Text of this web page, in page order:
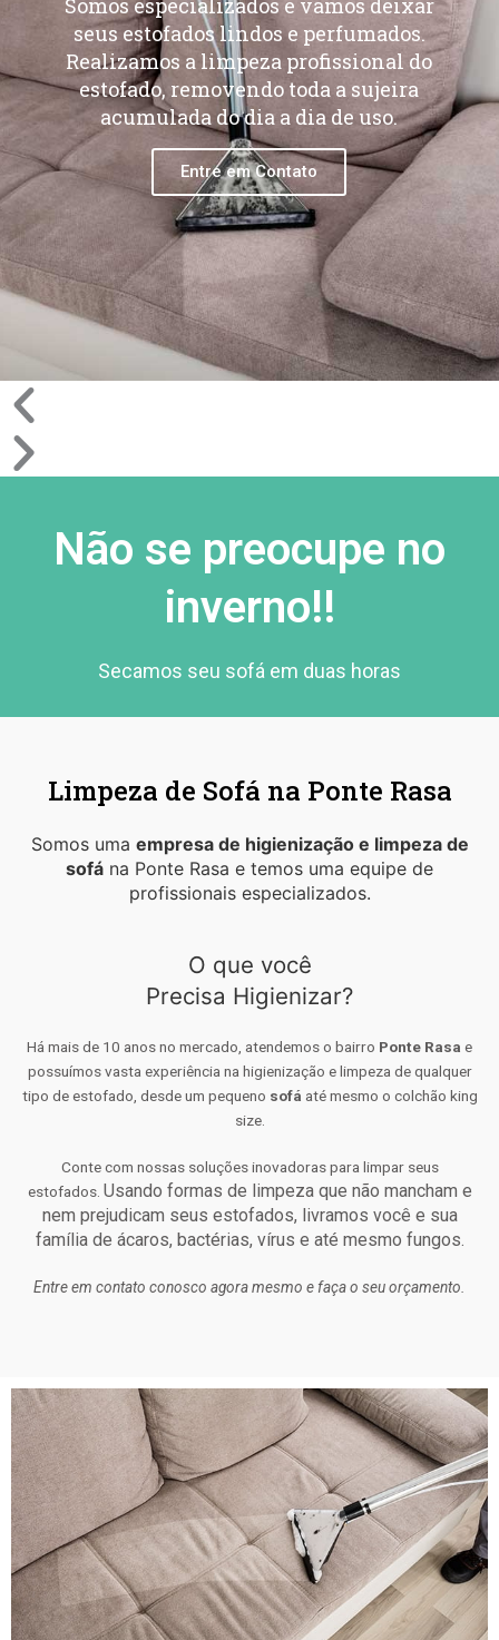
seus estofados lindos e perfumados.
Realizamos a limpeza profissional do
estofado, removendo toda a sujeira
acumulada do dia a dia de uso.
Entre em Contato
Não se preocupe no
inverno!!
Secamos seu sofá em duas horas
Limpeza de Sofá na Ponte Rasa
Somos uma empresa de higienização e limpeza de
sofá na Ponte Rasa e temos uma equipe de
profissionais especializados.
O que você
Precisa Higienizar?
Há mais de 10 anos no mercado, atendemos o bairro Ponte Rasa e
possuímos vasta experiência na higienização e limpeza de qualquer
tipo de estofado, desde um pequeno sofá até mesmo o colchão king
size.
Conte com nossas soluções inovadoras para limpar seus
estofados. Usando formas de limpeza que não mancham e
nem prejudicam seus estofados, livramos você e sua
família de ácaros, bactérias, vírus e até mesmo fungos.
Entre em contato conosco agora mesmo e faça o seu orçamento.